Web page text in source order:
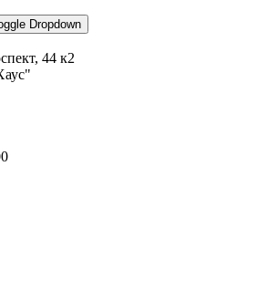
Dropdown
44 к2